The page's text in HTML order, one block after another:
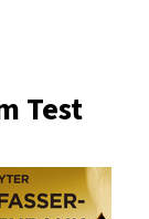
Test